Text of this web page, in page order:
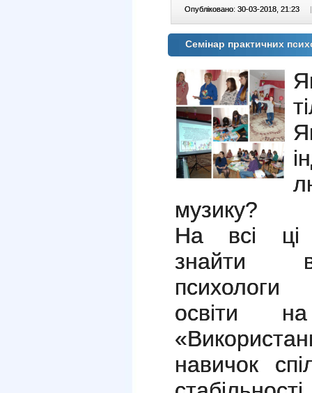
Опубліковано: 30-03-2018, 21:23 |
Семінар практичних
музику?
На всі ці
знайти
психологи
освіти на
навичок